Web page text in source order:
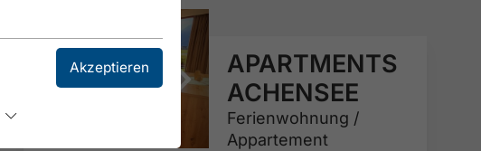
APARTMENTS
ACHENSEE
Ferienwohnung /
Appartement
Akzeptieren